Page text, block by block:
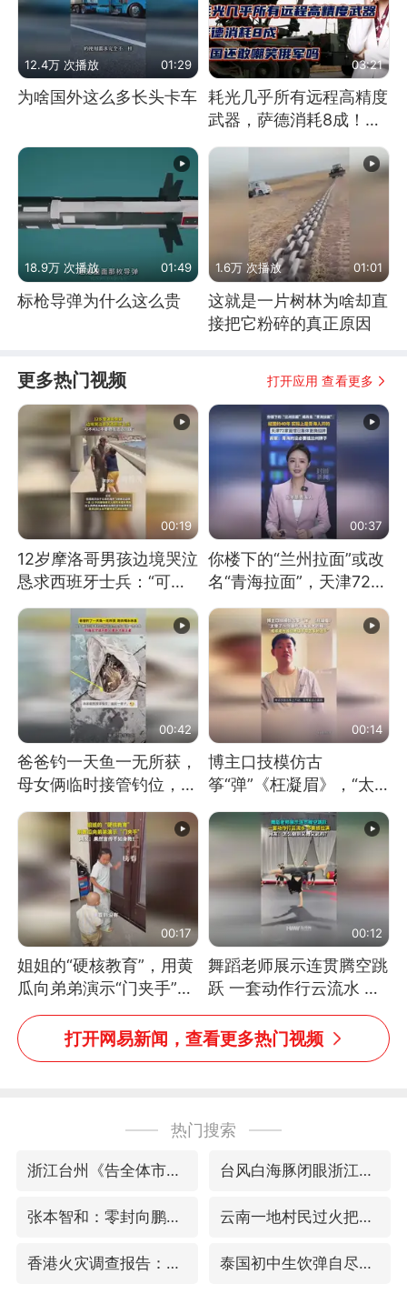
12.4万 次播放 01:29
为啥国外这么多长头卡车
03:21
耗光几乎所有远程高精度
武器，萨德消耗8成！美
18.9万 次播放 01:49
标枪导弹为什么这么贵
1.6万 次播放 01:01
这就是一片树林为啥却直
接把它粉碎的真正原因
更多热门视频 打开应用 查看更多
00:19
12岁摩洛哥男孩边境哭泣
恳求西班牙士兵：“可不
可以不要把我遣返回国”
00:37
你楼下的“兰州拉面”或改
名“青海拉面”，天津72家
面馆已集体更换招牌
00:42
爸爸钓一天鱼一无所获，
母女俩临时接管钓位，用
玩具鱼竿钓上大鱼
00:14
博主口技模仿古
筝“弹”《枉凝眉》，“太
像了～你是吃古筝长大的
吗？”“或将成为首位考级
不带古筝的选手。”（来
源：新华每日电讯）
00:17
姐姐的“硬核教育”，用黄
瓜向弟弟演示“门夹手”，
网友：果然言传不如身
教！
00:12
舞蹈老师展示连贯腾空跳
跃 一套动作行云流水 节
奏感拉满 网友：怎么做
到又舞又武的？
打开网易新闻，查看更多热门视频
热门搜索
浙江台州《告全体市民书》 台风白海豚闭眼浙江上海处于危险半圆
张本智和：零封向鹏不意外 云南一地村民过火把节意外灼伤16人
香港火灾调查报告：大火或由烟头引起 泰国初中生饮弹自尽前开了26枪